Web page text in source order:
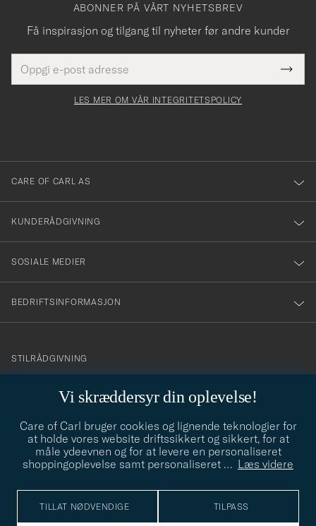
Vi skræddersyr din oplevelse!
Care of Carl bruger cookies og lignende teknologier for
at holde vores website driftssikkert og sikkert, for at
måle ydeevnen og for at levere en personaliseret
shoppingoplevelse samt personaliseret … Læs videre
TILLAT NØDVENDIGE TILPASS
ABONNER PÅ VÅRT NYHETSBREV
Få inspirasjon og tilgang til nyheter før andre kunder
postadresse
felt
Tack
för
dig
till
vårt
nyhetsbrev!
LES MER OM VÅR INTEGRITETSPOLICY
CARE OF CARL AS
KUNDERÅDGIVNING
SOSIALE MEDIER
BEDRIFTSINFORMASJON
info@careofcarl.no
STILRÅDGIVNING
STILRÅDGIVNING
© Care of Carl 2026